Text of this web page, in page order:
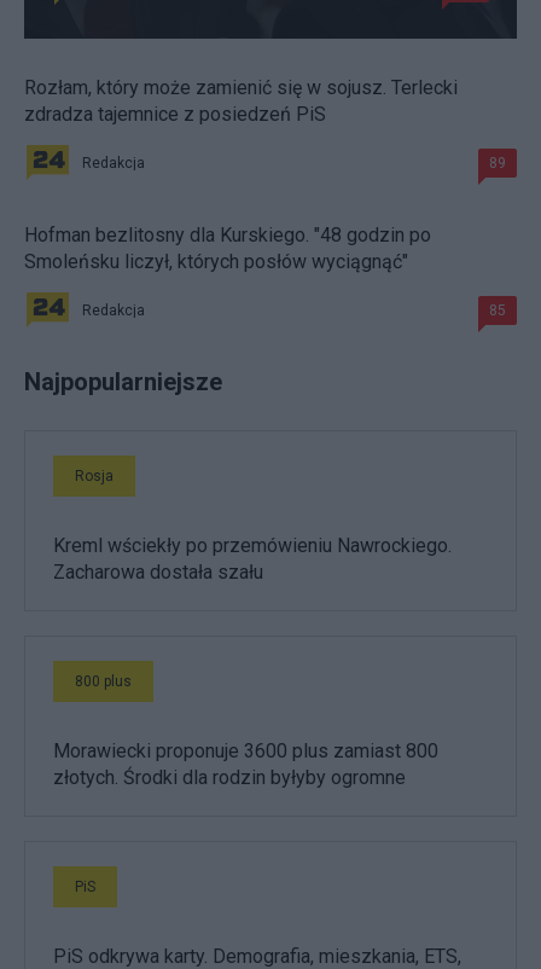
Rozłam, który może zamienić się w sojusz. Terlecki
zdradza tajemnice z posiedzeń PiS
Redakcja 89
Hofman bezlitosny dla Kurskiego. "48 godzin po
Smoleńsku liczył, których posłów wyciągnąć"
Redakcja 85
Najpopularniejsze
Rosja
Kreml wściekły po przemówieniu Nawrockiego.
Zacharowa dostała szału
800 plus
Morawiecki proponuje 3600 plus zamiast 800
złotych. Środki dla rodzin byłyby ogromne
PiS
PiS odkrywa karty. Demografia, mieszkania, ETS,